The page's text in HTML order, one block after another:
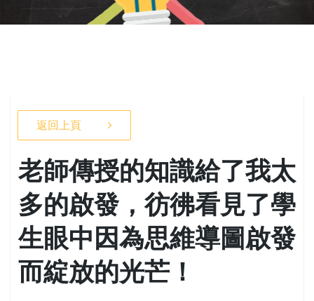
返回上頁
老師傳授的知識給了我太
多的啟發，彷彿看見了學
生眼中因為思維導圖啟發
而綻放的光芒！